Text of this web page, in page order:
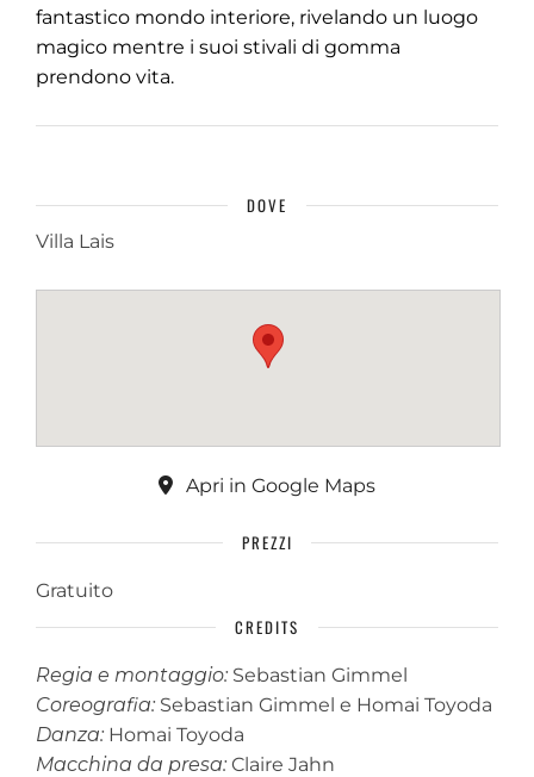
fantastico mondo interiore, rivelando un luogo
magico mentre i suoi stivali di gomma
prendono vita.
DOVE
Villa Lais
Apri in Google Maps
PREZZI
Gratuito
CREDITS
Regia e montaggio: Sebastian Gimmel
Coreografia: Sebastian Gimmel e Homai Toyoda
Danza: Homai Toyoda
Macchina da presa: Claire Jahn